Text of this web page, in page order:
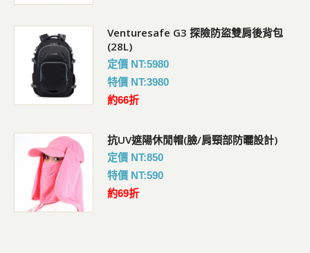
Venturesafe G3 探險防盜雙肩後背包
(28L)
定價 NT:5980
特價 NT:3980
約66折
抗UV遮陽休閒帽(臉/肩頸部防曬設計)
定價 NT:850
特價 NT:590
約69折